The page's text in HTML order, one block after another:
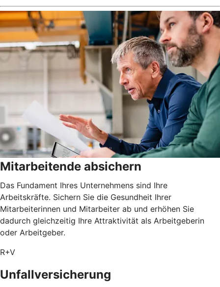
Mitarbeitende absichern
Das Fundament Ihres Unternehmens sind Ihre
Arbeitskräfte. Sichern Sie die Gesundheit Ihrer
Mitarbeiterinnen und Mitarbeiter ab und erhöhen Sie
dadurch gleichzeitig Ihre Attraktivität als Arbeitgeberin
oder Arbeitgeber.
R+V
Unfallversicherung